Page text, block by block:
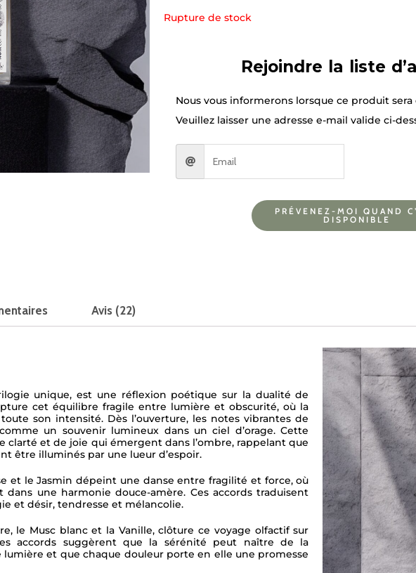
Rupture de stock
Rejoindre la liste
Nous vous informerons lorsque ce produit
Veuillez laisser une adresse e-mail valide ci-
PRÉVENEZ-MOI QUAND
DISPONIBLE
Avis (22)
unique, est une réflexion poétique sur la dualité de
cet équilibre fragile entre lumière et obscurité, où la
son intensité. Dès l’ouverture, les notes vibrantes de
un souvenir lumineux dans un ciel d’orage. Cette
et de joie qui émergent dans l’ombre, rappelant que
être illuminés par une lueur d’espoir.
et le Jasmin dépeint une danse entre fragilité et force, où
une harmonie douce-amère. Ces accords traduisent
et désir, tendresse et mélancolie.
le Musc blanc et la Vanille, clôture ce voyage olfactif sur
accords suggèrent que la sérénité peut naître de la
et que chaque douleur porte en elle une promesse